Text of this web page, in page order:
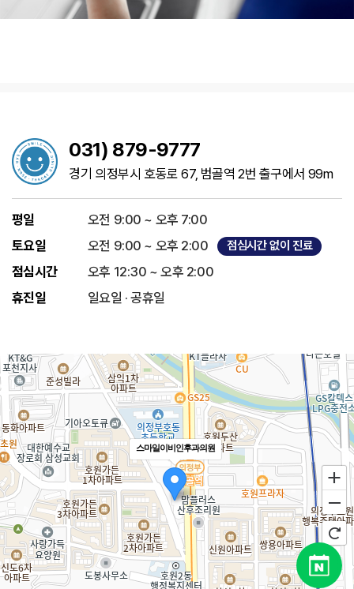
031) 879-9777
경기 의정부시 호동로 67, 범골역 2번 출구에서 99m
평일
오전 9:00 ~ 오후 7:00
토요일
오전 9:00 ~ 오후 2:00 점심시간 없이 진료
점심시간
오후 12:30 ~ 오후 2:00
휴진일
일요일 · 공휴일
스마일이비인후과의원